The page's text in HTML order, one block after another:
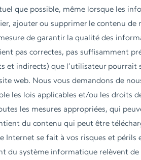
que possible, même lorsque les
ajouter ou supprimer le contenu
de garantir la qualité des
pas correctes, pas suffisamment
et indirects) que l’utilisateur pourrait
web. Nous vous demandons de
les lois applicables et/ou les droits
les mesures appropriées, qui
du contenu qui peut être
Internet se fait à vos risques et périls
du système informatique relèvent